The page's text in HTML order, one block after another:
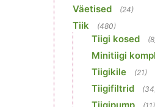
Väetised (24)
Tiik (480)
Tiigi kosed
Minitiigi
Tiigikile (21)
Tiigifiltrid